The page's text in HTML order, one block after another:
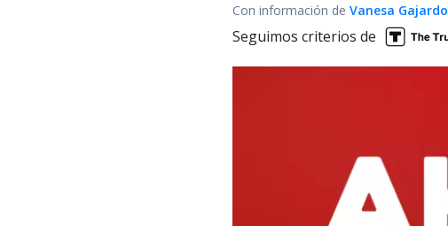
Con información de Vanesa Gajardo
Seguimos criterios de